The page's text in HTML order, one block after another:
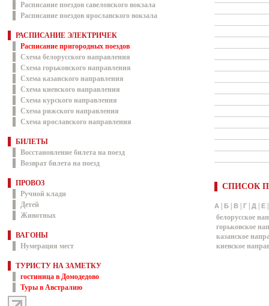
Расписание поездов савеловского вокзала
Расписание поездов ярославского вокзала
РАСПИСАНИЕ ЭЛЕКТРИЧЕК
Расписание пригородных поездов
Схема белорусского направления
Схема горьковского направления
Схема казанского направления
Схема киевского направления
Схема курского направления
Схема рижского направления
Схема ярославского направления
БИЛЕТЫ
Восстановление билета на поезд
Возврат билета на поезд
ПРОВОЗ
Ручной клади
Детей
Животных
ВАГОНЫ
Нумерация мест
ТУРИСТУ НА ЗАМЕТКУ
гостиница в Домодедово
Туры в Австралию
СПИСОК
А Б В Г Д Е
белорусское
горьковское
казанское
киевское